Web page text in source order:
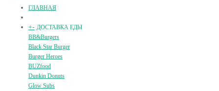
ГЛАВНАЯ
+- ДОСТАВКА ЕДЫ
BB&Burgers
Black Star Burger
Burger Heroes
BUZfood
Dunkin Donuts
Glow Subs